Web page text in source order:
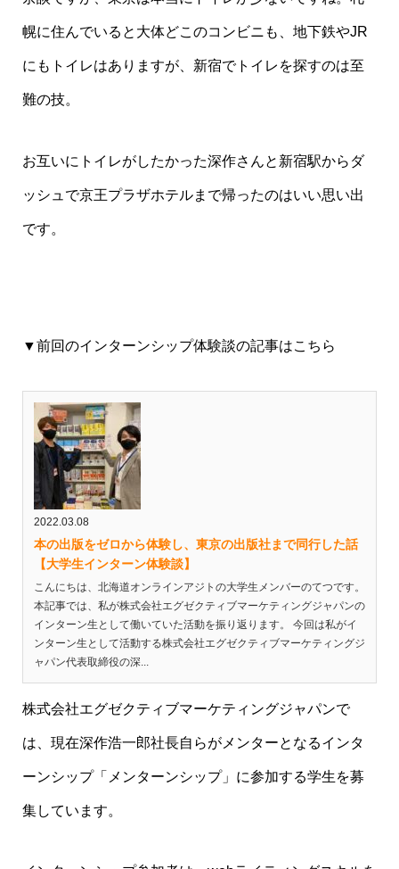
幌に住んでいると大体どこのコンビニも、地下鉄やJR
にもトイレはありますが、新宿でトイレを探すのは至
難の技。
お互いにトイレがしたかった深作さんと新宿駅からダ
ッシュで京王プラザホテルまで帰ったのはいい思い出
です。
▼前回のインターンシップ体験談の記事はこちら
2022.03.08
本の出版をゼロから体験し、東京の出版社まで同行した話
【大学生インターン体験談】
こんにちは、北海道オンラインアジトの大学生メンバーのてつです。
本記事では、私が株式会社エグゼクティブマーケティングジャパンの
インターン生として働いていた活動を振り返ります。 今回は私がイ
ンターン生として活動する株式会社エグゼクティブマーケティングジ
ャパン代表取締役の深...
株式会社エグゼクティブマーケティングジャパンで
は、現在深作浩一郎社長自らがメンターとなるインタ
ーンシップ「メンターンシップ」に参加する学生を募
集しています。